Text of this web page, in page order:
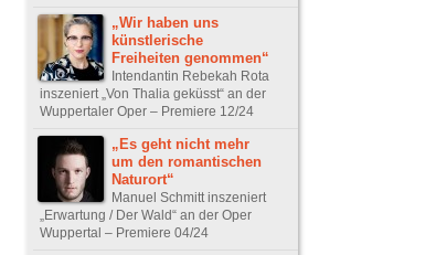
„Wir haben uns
künstlerische
Freiheiten genommen“
Intendantin Rebekah Rota
inszeniert „Von Thalia geküsst“ an der
Wuppertaler Oper – Premiere 12/24
„Es geht nicht mehr
um den romantischen
Naturort“
Manuel Schmitt inszeniert
„Erwartung / Der Wald“ an der Oper
Wuppertal – Premiere 04/24